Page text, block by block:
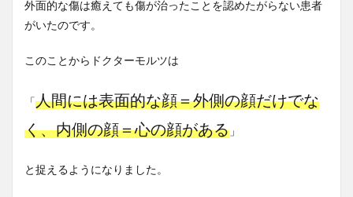
外面的な傷は癒えても傷が治ったことを認めたがらない患者
がいたのです。
このことからドクターモルツは
「人間には表面的な顔＝外側の顔だけでな
く、内側の顔＝心の顔がある 」
と捉えるようになりました。